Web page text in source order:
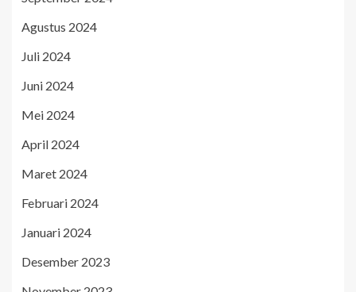
Agustus 2024
Juli 2024
Juni 2024
Mei 2024
April 2024
Maret 2024
Februari 2024
Januari 2024
Desember 2023